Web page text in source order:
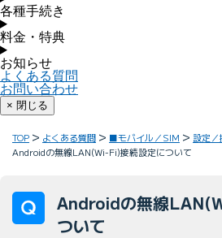
各種手続き
料金・特典
お知らせ
よくある質問
お問い合わせ
× 閉じる
TOP よくある質問 ■モバイル／SIM
設定
Androidの無線LAN(Wi-Fi)接続設定について
Androidの無線
ついて